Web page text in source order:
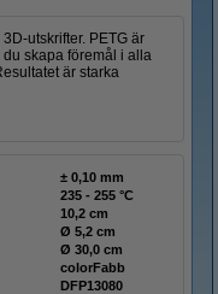
utskrifter. PETG är
skapa föremål i alla
är starka
± 0,10 mm
235 - 255 °C
10,2 cm
Ø 5,2 cm
Ø 30,0 cm
colorFabb
DFP13080